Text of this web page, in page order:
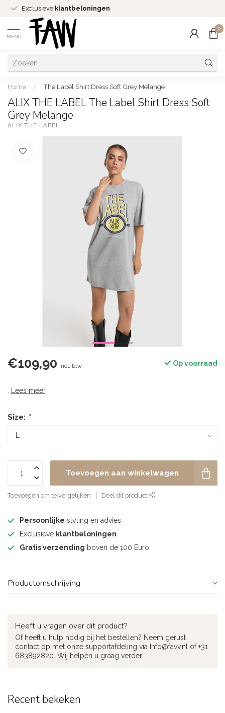
Exclusieve klantbeloningen
MENU
0
Home / The Label Shirt Dress Soft Grey Melange
ALIX THE LABEL The Label Shirt Dress Soft
Grey Melange
ALIX THE LABEL
€109,90 Incl. btw Op voorraad
Lees meer.
Size: *
Toevoegen aan winkelwagen
Toevoegen om te vergelijken Deel dit product
Persoonlijke styling en advies
Exclusieve klantbeloningen
Gratis verzending boven de 100 Euro
Productomschrijving
Heeft u vragen over dit product?
Of heeft u hulp nodig bij het bestellen? Neem gerust
contact op met onze supportafdeling via Info@favv.nl
of +31
683892820. Wij helpen u graag verder!
Recent bekeken